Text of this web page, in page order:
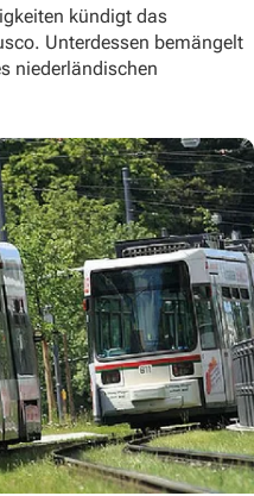
kündigt das
Unterdessen bemängelt
niederländischen